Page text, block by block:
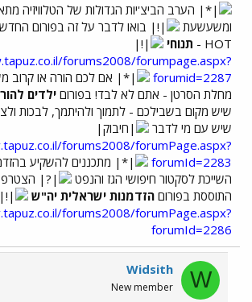
הערב הביצ'יות הגדולות של הטלוויזיה
ומשעשעת
בואו לדבר על זה בפורום
HOT -
תנוחי
forums2008/forumpage.aspx?
forumid=2287
אם לכם הורה או
מחלת הסרטן - אתם לא לבד! בפורום ילדים
שיש מקום בשבילכם - לתמוך ולהיתמך, לבכות
שיש עם מי לדבר
forums2008/forumPage.aspx?
forumId=2283
מתכננים להשקיע
השייכת לסקטור חיפושי הגז והנפט
התוססת בפורום הזדמנות ישראלית יה"ש
forums2008/forumPage.aspx?
forumId=2286
W
Widsith
New member